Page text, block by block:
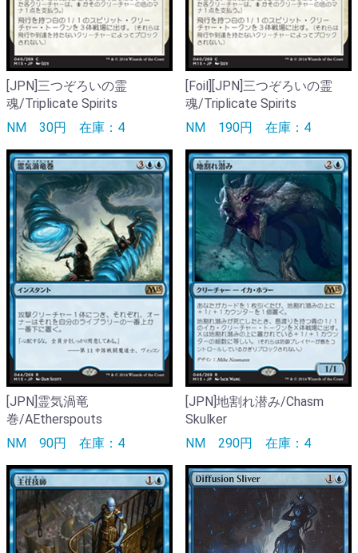
[JPN]三つぞろいの霊
魂/Triplicate Spirits
NM 30円 在庫：4
[Foil][JPN]三つぞろいの霊
魂/Triplicate Spirits
NM 190円 在庫：4
[JPN]霊気渦竜
巻/AEtherspouts
NM 90円 在庫：4
[JPN]地割れ潜み/Chasm
Skulker
NM 290円 在庫：4